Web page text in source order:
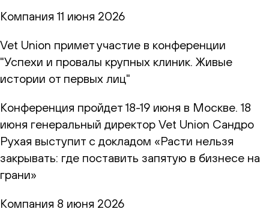
Компания 11 июня 2026
Vet Union примет участие в конференции
"Успехи и провалы крупных клиник. Живые
истории от первых лиц"
Конференция пройдет 18-19 июня в Москве. 18
июня генеральный директор Vet Union Сандро
Рухая выступит с докладом «Расти нельзя
закрывать: где поставить запятую в бизнесе на
грани»
Компания 8 июня 2026